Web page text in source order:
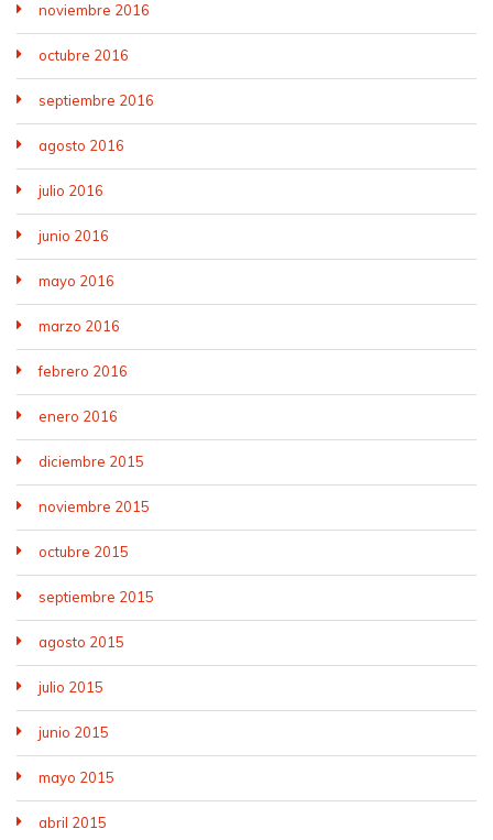
noviembre 2016
octubre 2016
septiembre 2016
agosto 2016
julio 2016
junio 2016
mayo 2016
marzo 2016
febrero 2016
enero 2016
diciembre 2015
noviembre 2015
octubre 2015
septiembre 2015
agosto 2015
julio 2015
junio 2015
mayo 2015
abril 2015